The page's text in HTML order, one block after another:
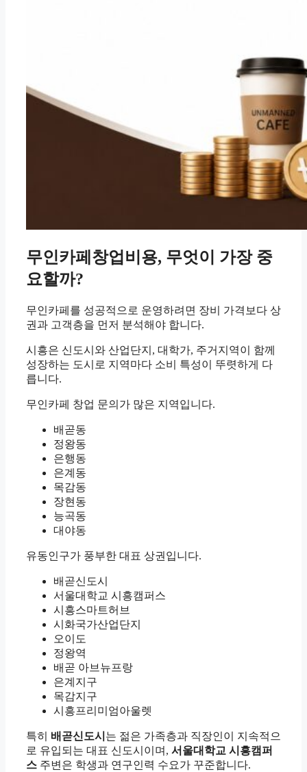
무인카페창업비용, 무엇이 가장 중
요할까?
무인카페를 성공적으로 운영하려면 장비 가격보다 상
권과 고객층을 먼저 분석해야 합니다.
시흥은 신도시와 산업단지, 대학가, 주거지역이 함께
성장하는 도시로 지역마다 소비 특성이 뚜렷하게 다
릅니다.
무인카페 창업 문의가 많은 지역입니다.
배곧동
정왕동
은행동
은계동
목감동
장현동
능곡동
대야동
유동인구가 풍부한 대표 상권입니다.
배곧신도시
서울대학교 시흥캠퍼스
시흥스마트허브
시화국가산업단지
오이도
정왕역
배곧 아브뉴프랑
은계지구
목감지구
시흥프리미엄아울렛
특히 배곧신도시 는 젊은 가족층과 직장인이 지속적으
로 유입되는 대표 신도시이며, 서울대학교 시흥캠퍼
스 주변은 학생과 연구인력 수요가 꾸준합니다.